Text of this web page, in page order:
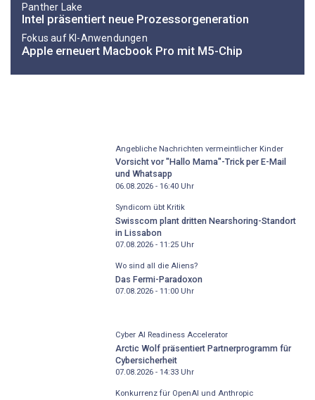
Panther Lake
Intel präsentiert neue Prozessorgeneration
Fokus auf KI-Anwendungen
Apple erneuert Macbook Pro mit M5-Chip
Angebliche Nachrichten vermeintlicher Kinder
Vorsicht vor "Hallo Mama"-Trick per E-Mail
und Whatsapp
06.08.2026 - 16:40Uhr
Syndicom übt Kritik
Swisscom plant dritten Nearshoring-Standort
in Lissabon
07.08.2026 - 11:25Uhr
Wo sind all die Aliens?
Das Fermi-Paradoxon
07.08.2026 - 11:00Uhr
Cyber AI Readiness Accelerator
Arctic Wolf präsentiert Partnerprogramm für
Cybersicherheit
07.08.2026 - 14:33Uhr
Konkurrenz für OpenAI und Anthropic